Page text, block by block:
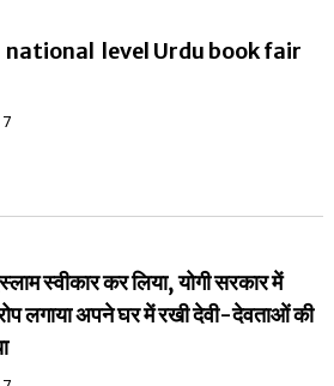
national level Urdu book fair
स्वीकार कर लिया, योगी सरकार में
लगाया अपने घर में रखी देवी-देवताओं की